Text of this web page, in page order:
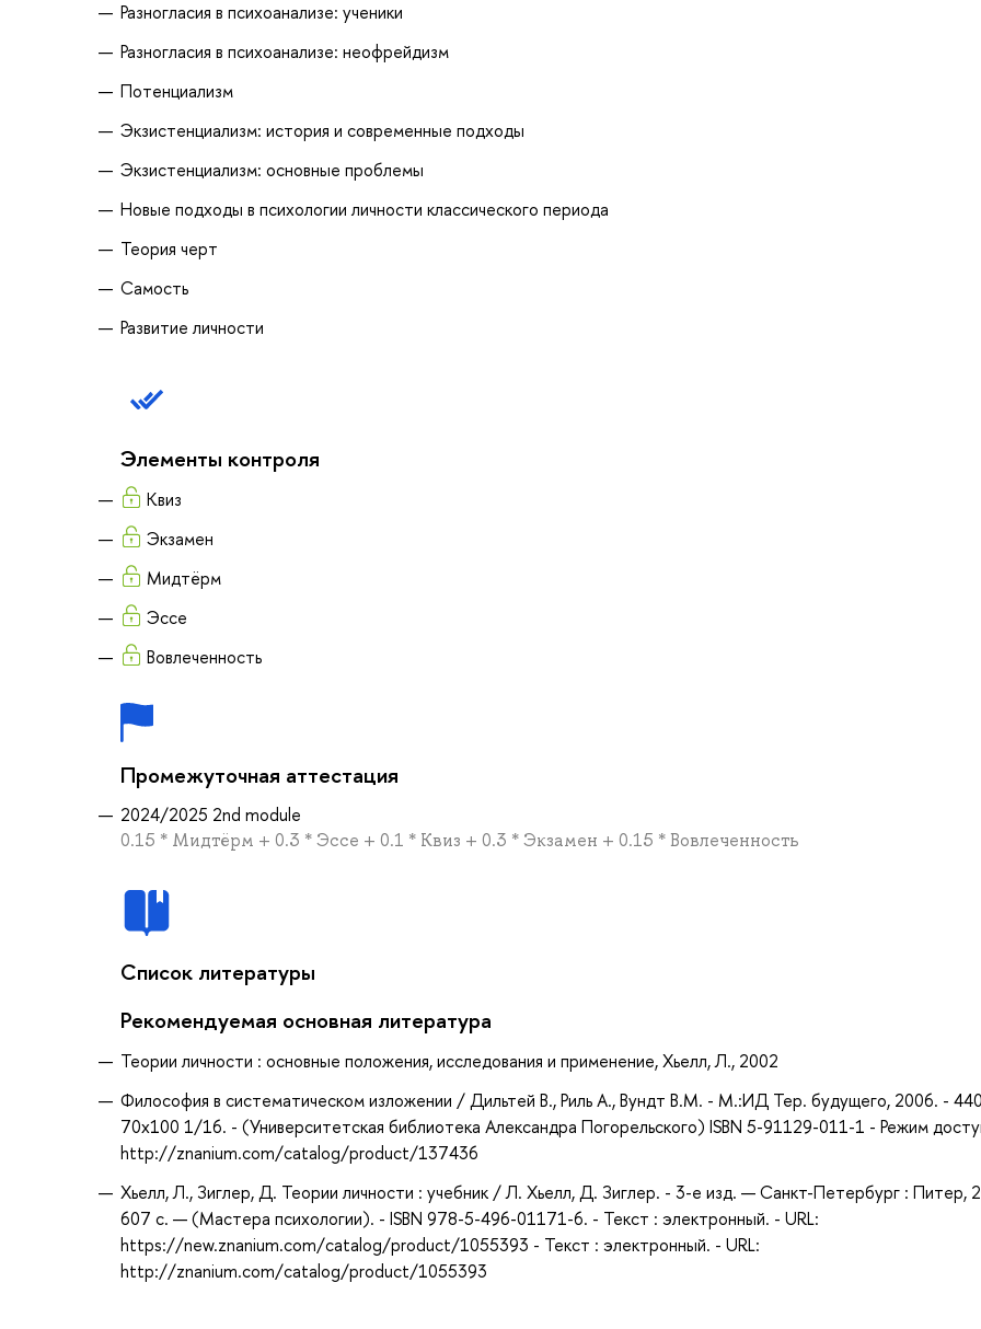
Разногласия в психоанализе: ученики
Разногласия в психоанализе: неофрейдизм
Потенциализм
Экзистенциализм: история и современные подходы
Экзистенциализм: основные проблемы
Новые подходы в психологии личности классического периода
Теория черт
Самость
Развитие личности
Элементы контроля
Квиз
Экзамен
Мидтёрм
Эссе
Вовлеченность
Промежуточная аттестация
2024/2025 2nd module
0.15 * Мидтёрм + 0.3 * Эссе + 0.1 * Квиз + 0.3 * Экзамен + 0.15 * Вовлеченность
Список литературы
Рекомендуемая основная литература
Теории личности : основные положения, исследования и применение, Хьелл, Л., 2002
Философия в систематическом изложении / Дильтей В., Риль А., Вундт В.М. - М.:ИД Тер. будущего, 2006. -
70x100 1/16. - (Университетская библиотека Александра Погорельского) ISBN 5-91129-011-1 - Режим
http://znanium.com/catalog/product/137436
Хьелл, Л., Зиглер, Д. Теории личности : учебник / Л. Хьелл, Д. Зиглер. - 3-е изд. — Санкт-Петербург : Питер,
607 с. — (Мастера психологии). - ISBN 978-5-496-01171-6. - Текст : электронный. - URL:
https://new.znanium.com/catalog/product/1055393 - Текст : электронный. - URL:
http://znanium.com/catalog/product/1055393